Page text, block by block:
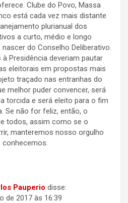
Clube do Povo, Massa
está cada vez mais distante
plurianual dos
a curto, médio e longo
do Conselho Deliberativo.
Presidência deveriam pautar
eleitorais em propostas mais
traçado nas entranhas do
melhor puder convencer, será
torcida e será eleito para o fim
Se não for feliz, então, o
todos, assim como se o
manteremos nosso orgulho
conhecemos.
Pauperio disse:
de 2017 às 16:39